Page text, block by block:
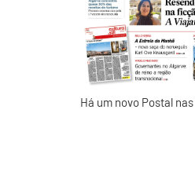
Há um novo Postal